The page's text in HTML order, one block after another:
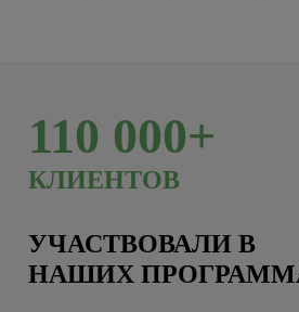
110 000+
КЛИЕНТОВ
УЧАСТВОВАЛИ В
НАШИХ